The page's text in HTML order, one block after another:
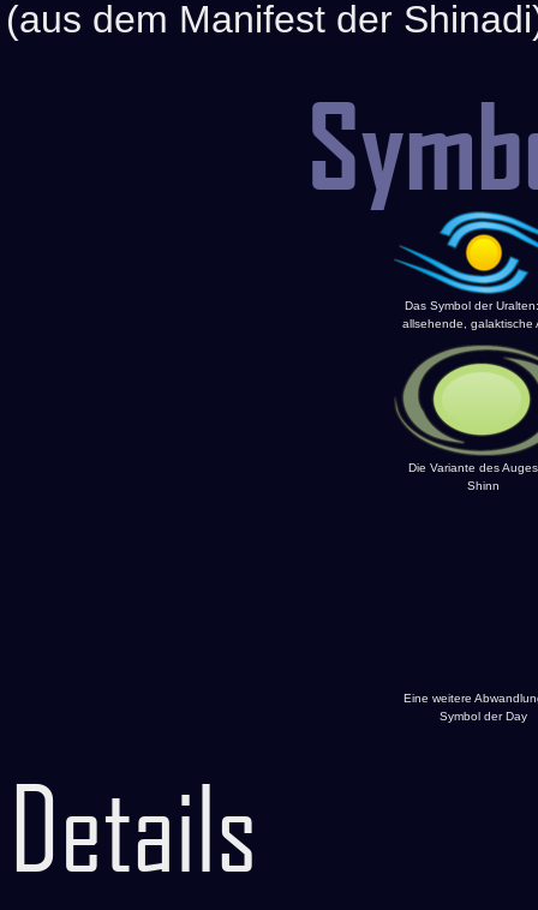
(aus dem Manifest der
Das Symbol der
allsehende, galaktische
Die Variante des
Shinn
Eine weitere
Symbol der Day
Details